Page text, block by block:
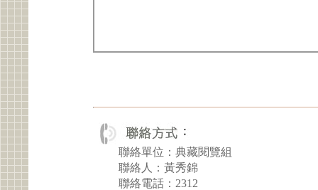
聯絡單位：典藏閱覽組
聯絡人：黃秀錦
聯絡電話：2312